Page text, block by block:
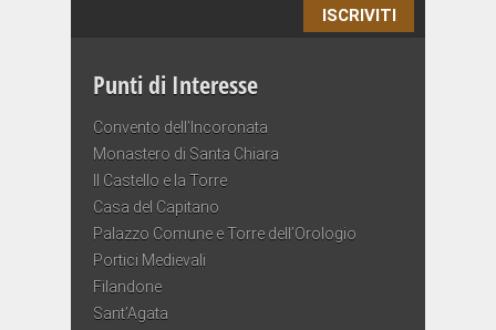
ISCRIVITI
Punti di Interesse
Convento dell’Incoronata
Monastero di Santa Chiara
Il Castello e la Torre
Casa del Capitano
Palazzo Comune e Torre dell’Orologio
Portici Medievali
Filandone
Sant’Agata